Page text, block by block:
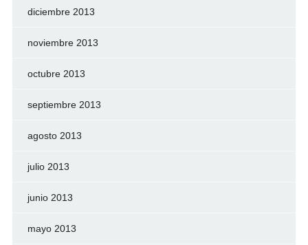
diciembre 2013
noviembre 2013
octubre 2013
septiembre 2013
agosto 2013
julio 2013
junio 2013
mayo 2013